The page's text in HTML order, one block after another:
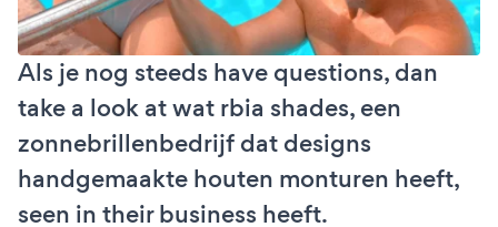
Als je nog steeds have questions, dan
take a look at wat rbia shades, een
zonnebrillenbedrijf dat designs
handgemaakte houten monturen heeft,
seen in their business heeft.